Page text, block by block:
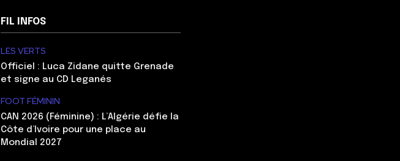
FIL INFOS
LES VERTS
Officiel : Luca Zidane quitte Grenade
et signe au CD Leganés
FOOT FÉMININ
CAN 2026 (Féminine) : L’Algérie défie la
Côte d’Ivoire pour une place au
Mondial 2027